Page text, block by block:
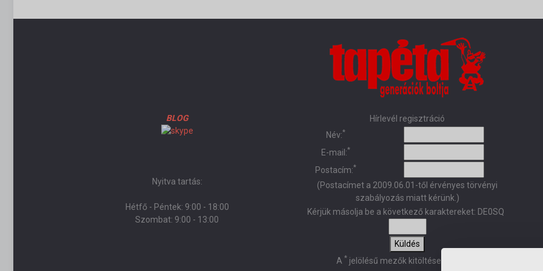
BLOG
Nyitva tartás:
Hétfő - Péntek: 9:00 - 18:00
Szombat: 9:00 - 13:00
Hírlevél regisztráció
Név:*
E-mail:*
Postacím:*
(Postacímet a 2009.06.01-től érvényes törvényi
szabályozás miatt kérünk.)
Kérjük másolja be a következő karaktereket: DE0SQ
Küldés
A * jelölésű mezők kitöltése kötelező!